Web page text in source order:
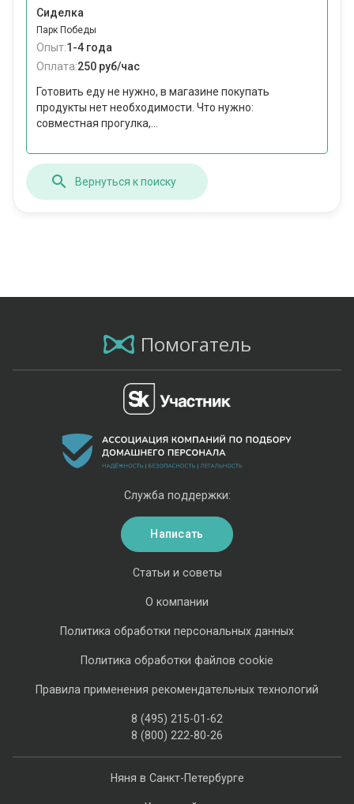
Сиделка
Парк Победы
Опыт:1-4 года
Оплата:250 руб/час
Готовить еду не нужно, в магазине покупать
продукты нет необходимости. Что нужно:
совместная прогулка,...
Вернуться к поиску
Помогатель
Няня в Санкт-Петербурге
Статьи и советы
О компании
Политика обработки персональных данных
Политика обработки файлов cookie
Правила применения рекомендательных технологий
8 (495) 215-01-62
8 (800) 222-80-26
Служба поддержки:
Написать